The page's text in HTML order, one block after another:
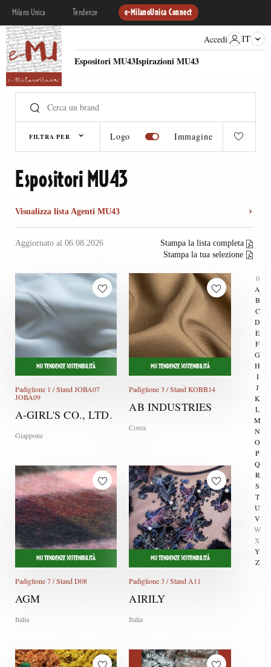
Milano Unica Tendenze e-MilanoUnica Connect
Espositori MU43Ispirazioni MU43
Accedi IT
FILTRA PER Logo Immagine
0
A
B
C
D
E
F
G
H
I
J
K
L
M
N
O
P
Q
R
S
T
U
V
W
X
Y
Z
Espositori MU43
Visualizza lista Agenti MU43
Aggiornato al 06.08.2026
Stampa la lista completa
Stampa la tua selezione
MU TENDENZE SOSTENIBILITÀ
Padiglione 1 / Stand JOBA07
JOBA09
A-GIRL'S CO., LTD.
Giappone
MU TENDENZE SOSTENIBILITÀ
Padiglione 3 / Stand KOBB14
AB INDUSTRIES
Corea
MU TENDENZE SOSTENIBILITÀ
Padiglione 7 / Stand D08
AGM
Italia
MU TENDENZE SOSTENIBILITÀ
Padiglione 3 / Stand A11
AIRILY
Italia